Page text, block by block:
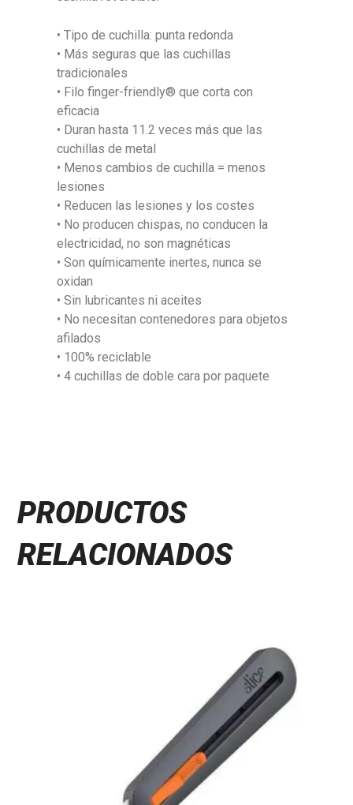
• Tipo de cuchilla: punta redonda
• Más seguras que las cuchillas
tradicionales
• Filo finger-friendly® que corta con
eficacia
• Duran hasta 11.2 veces más que las
cuchillas de metal
• Menos cambios de cuchilla = menos
lesiones
• Reducen las lesiones y los costes
• No producen chispas, no conducen la
electricidad, no son magnéticas
• Son químicamente inertes, nunca se
oxidan
• Sin lubricantes ni aceites
• No necesitan contenedores para objetos
afilados
• 100% reciclable
• 4 cuchillas de doble cara por paquete
PRODUCTOS
RELACIONADOS